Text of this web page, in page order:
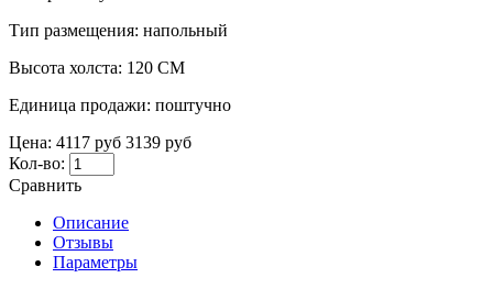
Тип размещения: напольный
Высота холста: 120 СМ
Единица продажи: поштучно
Цена: 4117 руб 3139 руб
Кол-во:
Сравнить
Описание
Отзывы
Параметры